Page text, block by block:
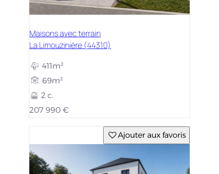
Maisons avec terrain
La Limouzinière (44310)
411m²
69m²
2 c.
207 990 €
Ajouter aux favoris